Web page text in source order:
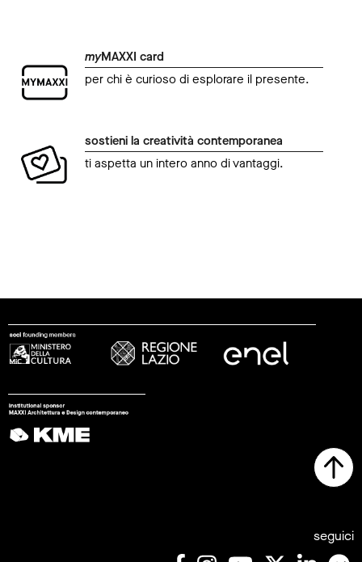
myMAXXI card
per chi è curioso di esplorare il presente.
sostieni la creatività contemporanea
ti aspetta un intero anno di vantaggi.
seguici